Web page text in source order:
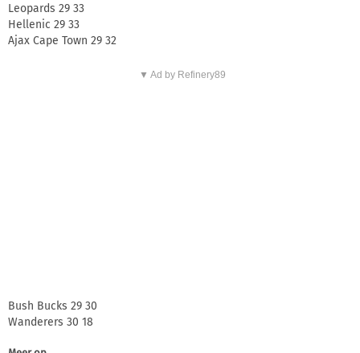
Leopards 29 33
Hellenic 29 33
Ajax Cape Town 29 32
▼ Ad by Refinery89
Bush Bucks 29 30
Wanderers 30 18